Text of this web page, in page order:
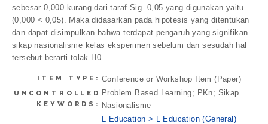
sebesar 0,000 kurang dari taraf Sig. 0,05 yang digunakan yaitu
(0,000 < 0,05). Maka didasarkan pada hipotesis yang ditentukan
dan dapat disimpulkan bahwa terdapat pengaruh yang signifikan
sikap nasionalisme kelas eksperimen sebelum dan sesudah hal
tersebut berarti tolak H0.
ITEM TYPE: Conference or Workshop Item (Paper)
UNCONTROLLED
KEYWORDS:
Problem Based Learning; PKn; Sikap
Nasionalisme
L Education > L Education (General)